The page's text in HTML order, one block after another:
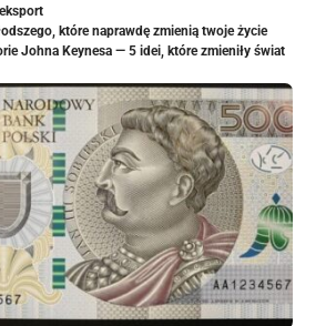
które naprawdę zmienią twoje życie
Johna Keynesa — 5 idei, które zmieniły świat